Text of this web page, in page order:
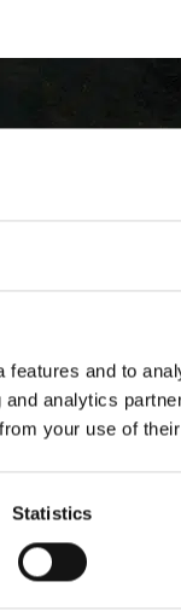
and to
analytics
your use of
Statistics